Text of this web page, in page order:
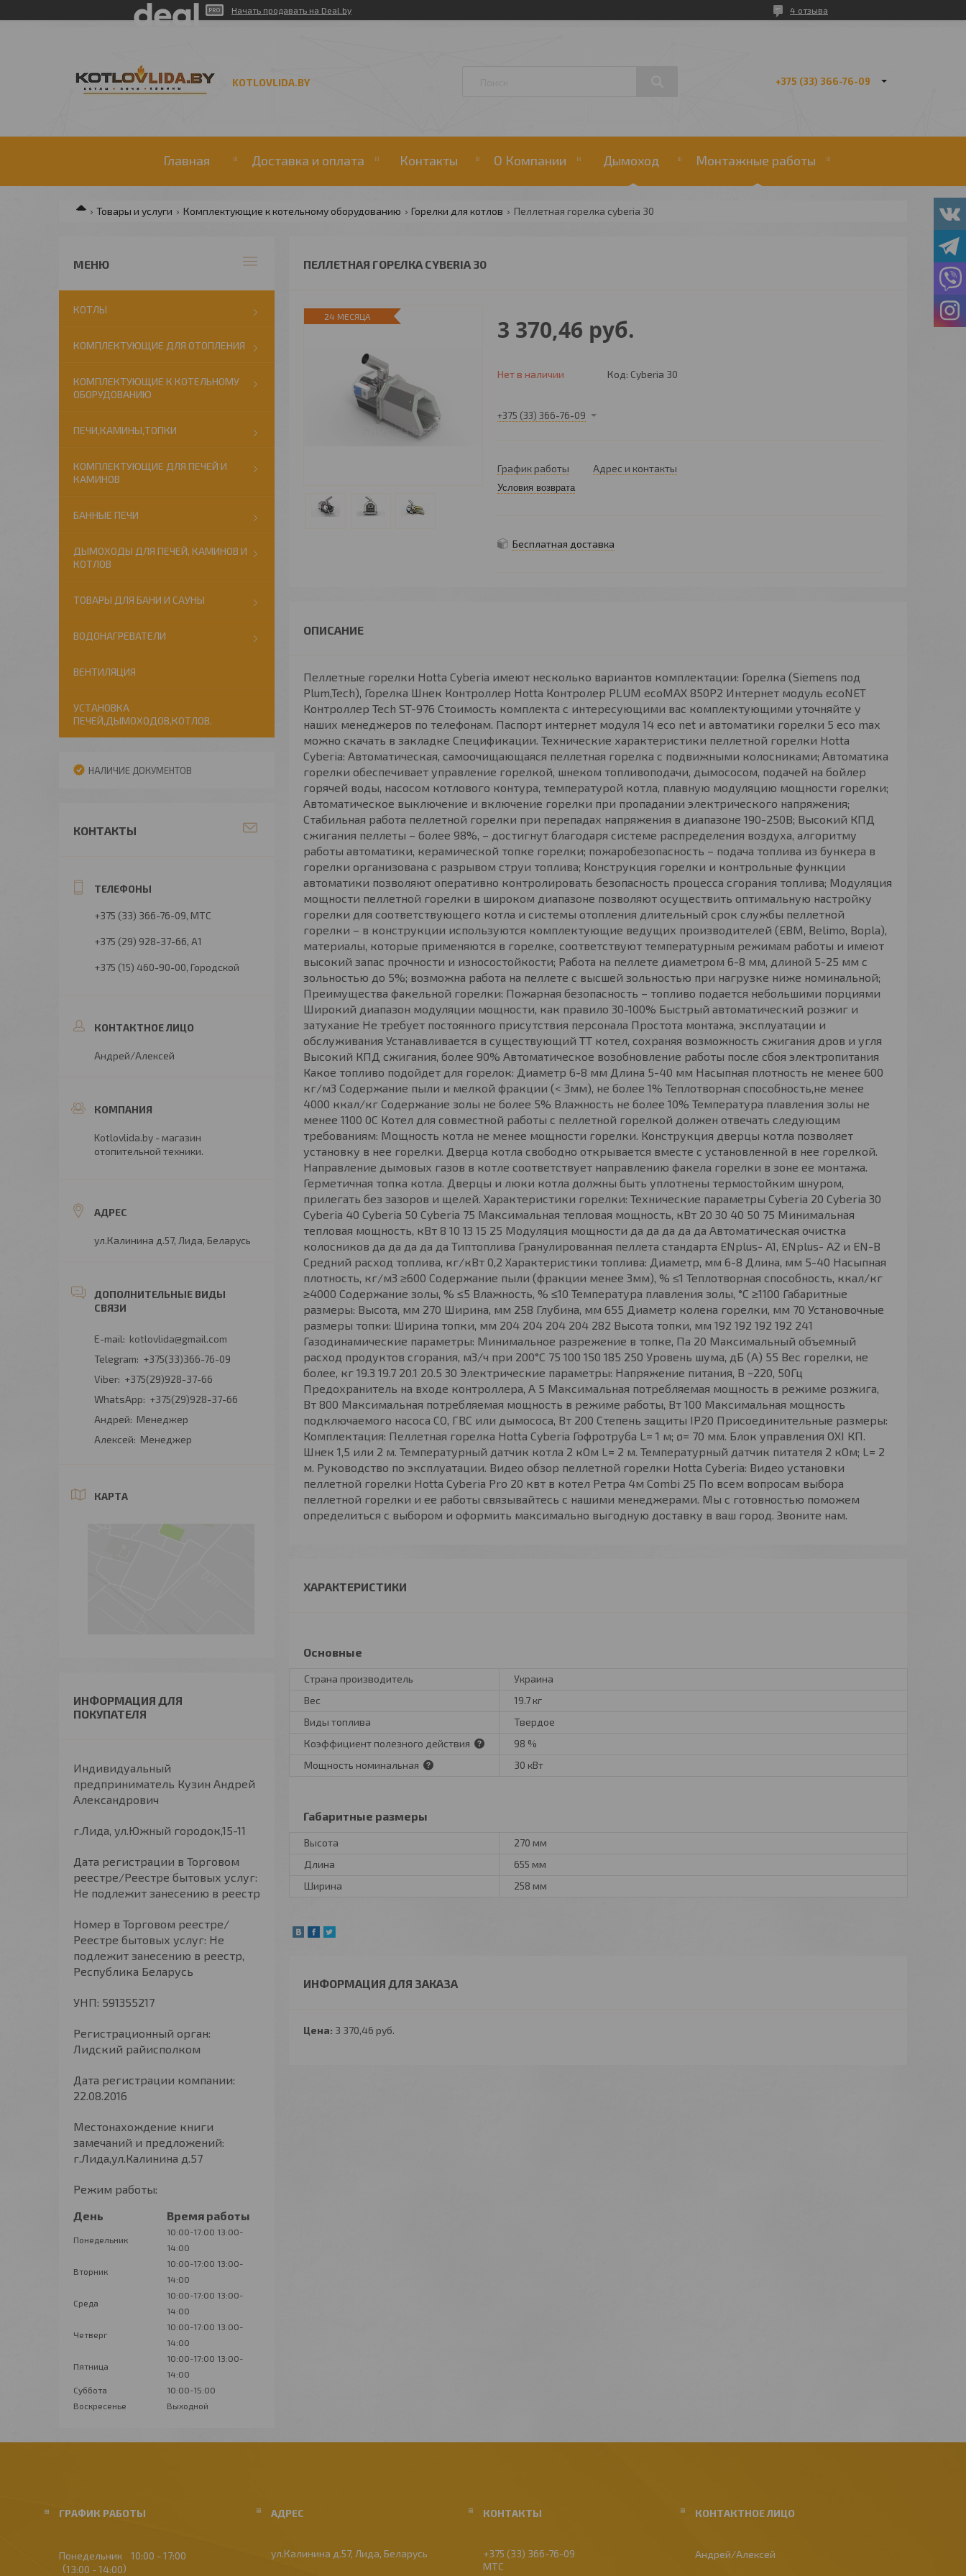
Начать продавать на Deal.by 4 отзыва
KOTLOVLIDA.BY +375 (33) 366-76-09
Главная Доставка и оплата Контакты О Компании Дымоход Монтажные работы
Товары и услуги Комплектующие к котельному оборудованию Горелки для котлов Пеллетная горелка cyberia 30
ПЕЛЛЕТНАЯ ГОРЕЛКА CYBERIA 30
24 МЕСЯЦА 3 370,46 руб.
Нет в наличии Код: Cyberia 30
+375 (33) 366-76-09
График работы Адрес и контакты
Условия возврата
Бесплатная доставка
Пеллетные горелки Hotta Cyberia имеют несколько вариантов комплектации: Горелка (Siemens под
Plum,Tech), Горелка Шнек Контроллер Hotta Контролер PLUM ecoMAX 850P2 Интернет модуль ecoNET
Контроллер Tech ST-976 Стоимость комплекта с интересующими вас комплектующими уточняйте у
наших менеджеров по телефонам. Паспорт интернет модуля 14 eco net и автоматики горелки 5 eco max
можно скачать в закладке Спецификации. Технические характеристики пеллетной горелки Hotta
Cyberia: Автоматическая, самоочищающаяся пеллетная горелка с подвижными колосниками; Автоматика
горелки обеспечивает управление горелкой, шнеком топливоподачи, дымососом, подачей на бойлер
горячей воды, насосом котлового контура, температурой котла, плавную модуляцию мощности горелки;
Автоматическое выключение и включение горелки при пропадании электрического напряжения;
Стабильная работа пеллетной горелки при перепадах напряжения в диапазоне 190-250В; Высокий КПД
сжигания пеллеты – более 98%, – достигнут благодаря системе распределения воздуха, алгоритму
работы автоматики, керамической топке горелки; пожаробезопасность – подача топлива из бункера в
горелки организована с разрывом струи топлива; Конструкция горелки и контрольные функции
автоматики позволяют оперативно контролировать безопасность процесса сгорания топлива; Модуляция
мощности пеллетной горелки в широком диапазоне позволяют осуществить оптимальную настройку
горелки для соответствующего котла и системы отопления длительный срок службы пеллетной
горелки – в конструкции используются комплектующие ведущих производителей (EBM, Belimo, Bopla),
материалы, которые применяются в горелке, соответствуют температурным режимам работы и имеют
высокий запас прочности и износостойкости; Работа на пеллете диаметром 6-8 мм, длиной 5-25 мм с
зольностью до 5%; возможна работа на пеллете с высшей зольностью при нагрузке ниже номинальной;
Преимущества факельной горелки: Пожарная безопасность – топливо подается небольшими порциями
Широкий диапазон модуляции мощности, как правило 30-100% Быстрый автоматический розжиг и
затухание Не требует постоянного присутствия персонала Простота монтажа, эксплуатации и
обслуживания Устанавливается в существующий ТТ котел, сохраняя возможность сжигания дров и угля
Высокий КПД сжигания, более 90% Автоматическое возобновление работы после сбоя электропитания
Какое топливо подойдет для горелок: Диаметр 6-8 мм Длина 5-40 мм Насыпная плотность не менее 600
кг/м3 Содержание пыли и мелкой фракции (< 3мм), не более 1% Теплотворная способность,не менее
4000 ккал/кг Содержание золы не более 5% Влажность не более 10% Температура плавления золы не
менее 1100 0С Котел для совместной работы с пеллетной горелкой должен отвечать следующим
требованиям: Мощность котла не менее мощности горелки. Конструкция дверцы котла позволяет
установку в нее горелки. Дверца котла свободно открывается вместе с установленной в нее горелкой.
Направление дымовых газов в котле соответствует направлению факела горелки в зоне ее монтажа.
Герметичная топка котла. Дверцы и люки котла должны быть уплотнены термостойким шнуром,
прилегать без зазоров и щелей. Характеристики горелки: Технические параметры Cyberia 20 Cyberia 30
Cyberia 40 Cyberia 50 Cyberia 75 Максимальная тепловая мощность, кВт 20 30 40 50 75 Минимальная
тепловая мощность, кВт 8 10 13 15 25 Модуляция мощности да да да да да Автоматическая очистка
колосников да да да да да Типтоплива Гранулированная пеллета стандарта ENplus- A1, ENplus- A2 и EN-B
Средний расход топлива, кг/кВт 0,2 Характеристики топлива: Диаметр, мм 6-8 Длина, мм 5-40 Насыпная
плотность, кг/м3 ≥600 Содержание пыли (фракции менее 3мм), % ≤1 Теплотворная способность, ккал/кг
≥4000 Содержание золы, % ≤5 Влажность, % ≤10 Температура плавления золы, °С ≥1100 Габаритные
размеры: Высота, мм 270 Ширина, мм 258 Глубина, мм 655 Диаметр колена горелки, мм 70 Установочные
размеры топки: Ширина топки, мм 204 204 204 204 282 Высота топки, мм 192 192 192 192 241
Газодинамические параметры: Минимальное разрежение в топке, Па 20 Максимальный объемный
расход продуктов сгорания, м3/ч при 200°С 75 100 150 185 250 Уровень шума, дБ (А) 55 Вес горелки, не
более, кг 19.3 19.7 20.1 20.5 30 Электрические параметры: Напряжение питания, В ~220, 50Гц
Предохранитель на входе контроллера, А 5 Максимальная потребляемая мощность в режиме розжига,
Вт 800 Максимальная потребляемая мощность в режиме работы, Вт 100 Максимальная мощность
подключаемого насоса СО, ГВС или дымососа, Вт 200 Степень защиты IP20 Присоединительные размеры:
Комплектация: Пеллетная горелка Hotta Cyberia Гофротруба L= 1 м; ø= 70 мм. Блок управления OXI КП.
Шнек 1,5 или 2 м. Температурный датчик котла 2 кОм L= 2 м. Температурный датчик питателя 2 кОм; L= 2
м. Руководство по эксплуатации. Видео обзор пеллетной горелки Hotta Cyberia: Видео установки
пеллетной горелки Hotta Cyberia Pro 20 квт в котел Ретра 4м Combi 25 По всем вопросам выбора
пеллетной горелки и ее работы связывайтесь с нашими менеджерами. Мы с готовностью поможем
определиться с выбором и оформить максимально выгодную доставку в ваш город. Звоните нам.
ХАРАКТЕРИСТИКИ
Основные
Страна производитель
Украина
Вес
19.7 кг
Виды топлива
Твердое
Коэффициент полезного действия
98 %
Мощность номинальная
30 кВт
Габаритные размеры
Высота
270 мм
Длина
655 мм
Ширина
258 мм
ИНФОРМАЦИЯ ДЛЯ ЗАКАЗА
Цена: 3 370,46 руб.
КОТЛЫ
КОМПЛЕКТУЮЩИЕ ДЛЯ ОТОПЛЕНИЯ
КОМПЛЕКТУЮЩИЕ К КОТЕЛЬНОМУ
ОБОРУДОВАНИЮ
ПЕЧИ,КАМИНЫ,ТОПКИ
КОМПЛЕКТУЮЩИЕ ДЛЯ ПЕЧЕЙ И
КАМИНОВ
БАННЫЕ ПЕЧИ
ДЫМОХОДЫ ДЛЯ ПЕЧЕЙ, КАМИНОВ И
КОТЛОВ
ТОВАРЫ ДЛЯ БАНИ И САУНЫ
ВОДОНАГРЕВАТЕЛИ
ВЕНТИЛЯЦИЯ
УСТАНОВКА
ПЕЧЕЙ,ДЫМОХОДОВ,КОТЛОВ.
НАЛИЧИЕ ДОКУМЕНТОВ
КОНТАКТЫ
+375 (33) 366-76-09 МТС
+375 (29) 928-37-66 А1
+375 (15) 460-90-00 Городской
Андрей/Алексей
Kotlovlida.by - магазин
отопительной техники.
ул.Калинина д.57, Лида, Беларусь
kotlovlida@gmail.com
+375(33)366-76-09
+375(29)928-37-66
+375(29)928-37-66
Андрей
Менеджер
Алексей
Менеджер
КАРТА
ИНФОРМАЦИЯ ДЛЯ
ПОКУПАТЕЛЯ
Индивидуальный
предприниматель Кузин Андрей
Александрович
г.Лида, ул.Южный городок,15-11
Дата регистрации в Торговом
реестре/Реестре бытовых услуг:
Не подлежит занесению в реестр
Номер в Торговом реестре/
Реестре бытовых услуг: Не
подлежит занесению в реестр,
Республика Беларусь
УНП: 591355217
Регистрационный орган:
Лидский райисполком
Дата регистрации компании:
22.08.2016
Местонахождение книги
замечаний и предложений:
г.Лида,ул.Калинина д.57
Режим работы:
День
Время работы
Понедельник
10:00-17:00 13:00-
14:00
Вторник
10:00-17:00 13:00-
14:00
Среда
10:00-17:00 13:00-
14:00
Четверг
10:00-17:00 13:00-
14:00
Пятница
10:00-17:00 13:00-
14:00
Суббота
10:00-15:00
Воскресенье
Выходной
ГРАФИК РАБОТЫ
Понедельник 10:00
17:00
13:00
14:00
ул.Калинина д.57, Лида, Беларусь
+375 (33) 366-76-09
МТС
Андрей/Алексей